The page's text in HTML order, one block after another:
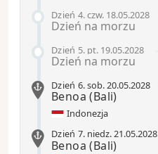
Dzień 4.czw. 18.05.2028
Dzień na morzu
Dzień 5. pt. 19.05.2028
Dzień na morzu
Dzień 6.sob.20.05.2028
Benoa(Bali)
Indonezja
Dzień 7. niedz.21.05.2028
Benoa(Bali)